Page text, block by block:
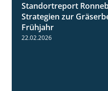
Standortreport
Strategien zur
Frühjahr
22.02.2026